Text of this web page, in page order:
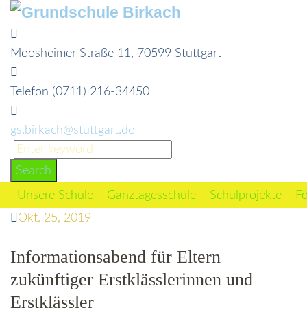
Skip
content
Moosheimer Straße 11, 70599 Stuttgart
Telefon (0711) 216-34450
gs.birkach@stuttgart.de
Search
for:
Search
Unsere Schule
Ganztagesschule Schulprojekte
Okt. 25, 2019
Informationsabend für Eltern
zukünftiger Erstklässlerinnen und
Erstklässler